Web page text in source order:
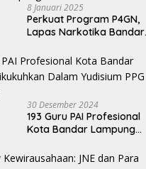
8 Januari 2025
Perkuat Program P4GN,
Lapas Narkotika Bandar
dari BNN Kabupaten
Lampung Selatan
30 Desember 2024
193 Guru PAI Profesional
Kota Bandar Lampung
Yudisium PPG Tahun 2024